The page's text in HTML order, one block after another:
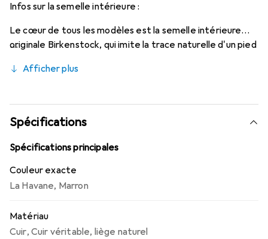
Infos sur la semelle intérieure :
Le cœur de tous les modèles est la semelle intérieure
originale Birkenstock, qui imite la trace naturelle d'un pied
Birkenstock donne l'impression de marcher pieds nus.
manière optimale dans le déroulement naturel de la
marche. Les pieds, les articulations et le dos sont
préservés. En même temps, le pied et les muscles des
jambes sont entraînés. Cela favorise la santé et le bien-
Afficher plus
Spécifications
Spécifications principales
Couleur exacte
La Havane, Marron
Matériau
Cuir, Cuir véritable, liège naturel